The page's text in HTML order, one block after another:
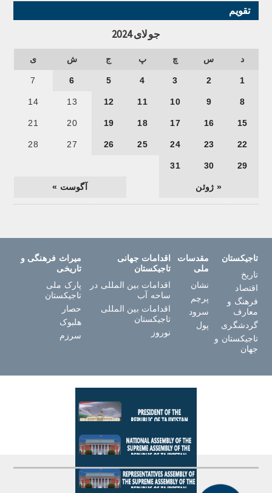
تقویم
جولای 2024
د س چ پ ج ش ی
« ژوئن آگوست »
1
2
3
4
5
6
7
8
9
10
11
12
13
14
15
16
17
18
19
20
21
22
23
24
25
26
27
28
29
30
31
تاجیکستان
تاریخ
اقتصاد
فرهنگ و
معارف
گردشگری
تاجیکستان و
جهان
مقدسات
ملی
نشان
پرچم
سرود
پول
اقدامات جهانی
تاجیکستان
اقدامات بین المللی در
ساحه آب
اقدامات بین المللی
تاجیکستان
نوروز
میراث فرهنگی و
تاریخی
پارک ملی
تاجیکستان
حصار
هلبوک
سرزم